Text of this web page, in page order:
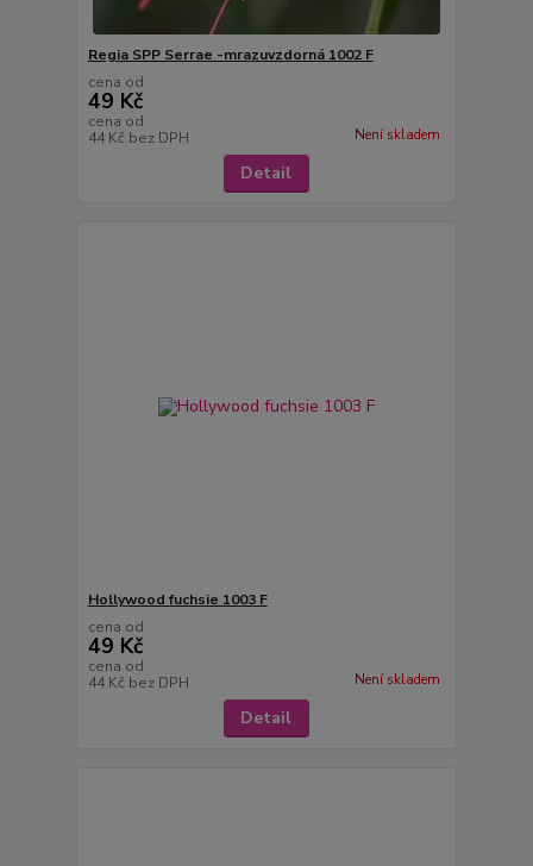
Regia SPP Serrae -mrazuvzdorná 1002 F
cena od
49 Kč
cena od
44 Kč bez DPH Není skladem
Detail
Hollywood fuchsie 1003 F
cena od
49 Kč
cena od
44 Kč bez DPH Není skladem
Detail